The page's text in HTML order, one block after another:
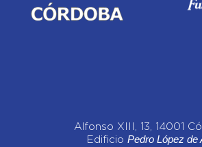
Alfonso XIII, 13, 14001
Edificio Pedro López de